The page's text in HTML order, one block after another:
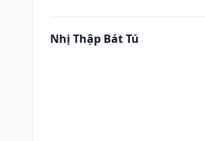
Nhị Thập Bát Tú